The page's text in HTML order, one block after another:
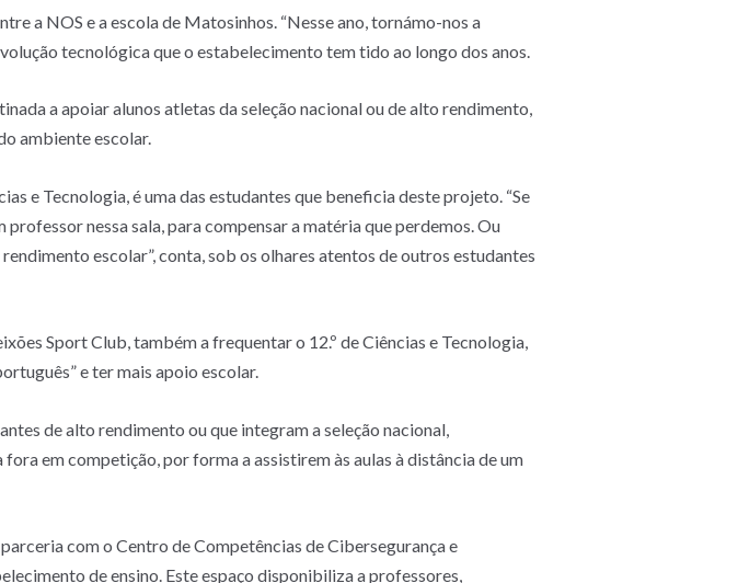
a NOS e a escola de Matosinhos. “Nesse ano, tornámo-nos a
tecnológica que o estabelecimento tem tido ao longo dos anos.
a apoiar alunos atletas da seleção nacional ou de alto rendimento,
ambiente escolar.
e Tecnologia, é uma das estudantes que beneficia deste projeto. “Se
nessa sala, para compensar a matéria que perdemos. Ou
escolar”, conta, sob os olhares atentos de outros estudantes
Sport Club, também a frequentar o 12.º de Ciências e Tecnologia,
e ter mais apoio escolar.
de alto rendimento ou que integram a seleção nacional,
em competição, por forma a assistirem às aulas à distância de um
com o Centro de Competências de Cibersegurança e
de ensino. Este espaço disponibiliza a professores,